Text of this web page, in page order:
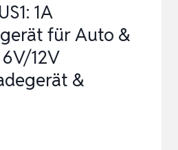
1A
für Auto &
12V
&